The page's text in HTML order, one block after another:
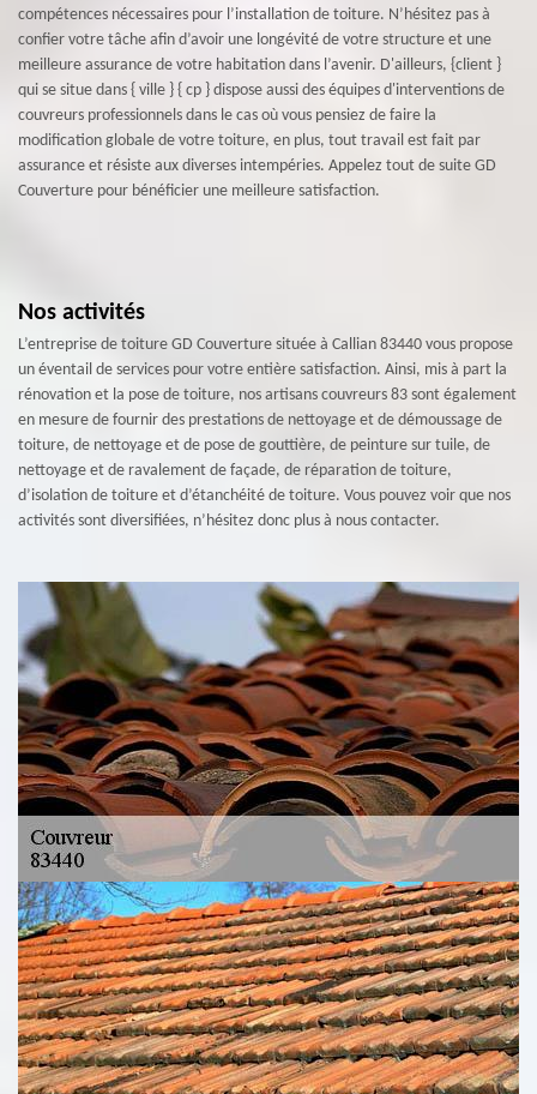
compétences nécessaires pour l’installation de toiture. N’hésitez pas à
confier votre tâche afin d’avoir une longévité de votre structure et une
meilleure assurance de votre habitation dans l’avenir. D'ailleurs, {client }
qui se situe dans { ville } { cp } dispose aussi des équipes d'interventions de
couvreurs professionnels dans le cas où vous pensiez de faire la
modification globale de votre toiture, en plus, tout travail est fait par
assurance et résiste aux diverses intempéries. Appelez tout de suite GD
Couverture pour bénéficier une meilleure satisfaction.
Nos activités
L’entreprise de toiture GD Couverture située à Callian 83440 vous propose
un éventail de services pour votre entière satisfaction. Ainsi, mis à part la
rénovation et la pose de toiture, nos artisans couvreurs 83 sont également
en mesure de fournir des prestations de nettoyage et de démoussage de
toiture, de nettoyage et de pose de gouttière, de peinture sur tuile, de
nettoyage et de ravalement de façade, de réparation de toiture,
d’isolation de toiture et d’étanchéité de toiture. Vous pouvez voir que nos
activités sont diversifiées, n’hésitez donc plus à nous contacter.